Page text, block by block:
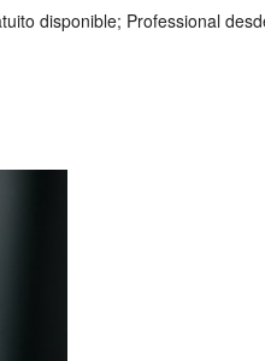
disponible; Professional